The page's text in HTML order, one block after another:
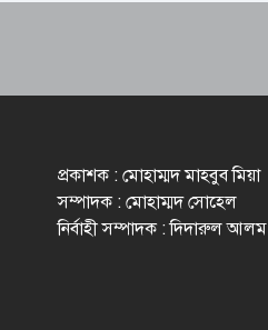
প্রকাশক : মোহাম্মদ মাহবুব মিয়া
সম্পাদক : মোহাম্মদ সোহেল
নির্বাহী সম্পাদক : দিদারুল আলম